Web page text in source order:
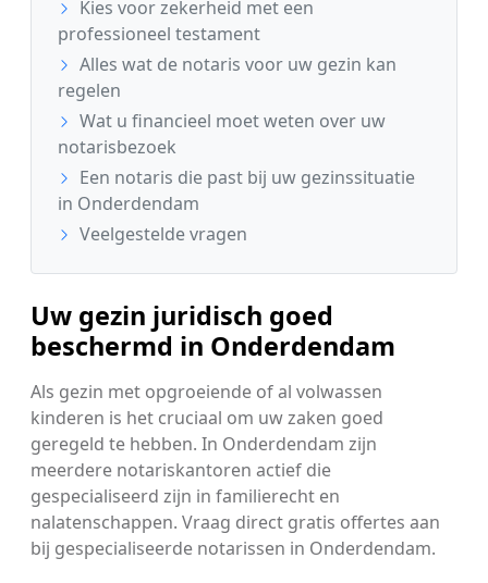
Kies voor zekerheid met een
professioneel testament
Alles wat de notaris voor uw gezin kan
regelen
Wat u financieel moet weten over uw
notarisbezoek
Een notaris die past bij uw gezinssituatie
in Onderdendam
Veelgestelde vragen
Uw gezin juridisch goed
beschermd in Onderdendam
Als gezin met opgroeiende of al volwassen
kinderen is het cruciaal om uw zaken goed
geregeld te hebben. In Onderdendam zijn
meerdere notariskantoren actief die
gespecialiseerd zijn in familierecht en
nalatenschappen. Vraag direct gratis offertes aan
bij gespecialiseerde notarissen in Onderdendam.